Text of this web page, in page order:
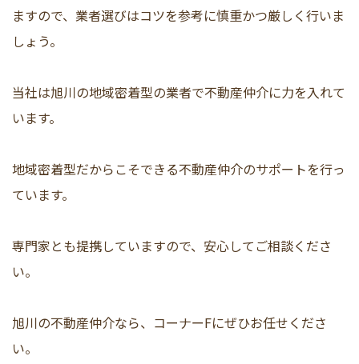
ますので、業者選びはコツを参考に慎重かつ厳しく行いま
しょう。
当社は旭川の地域密着型の業者で不動産仲介に力を入れて
います。
地域密着型だからこそできる不動産仲介のサポートを行っ
ています。
専門家とも提携していますので、安心してご相談くださ
い。
旭川の不動産仲介なら、コーナーFにぜひお任せくださ
い。